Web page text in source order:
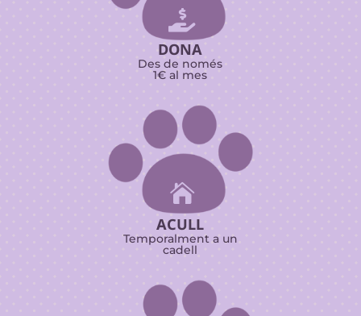

DONA
Des de només
1€ al mes

ACULL
Temporalment a un
cadell